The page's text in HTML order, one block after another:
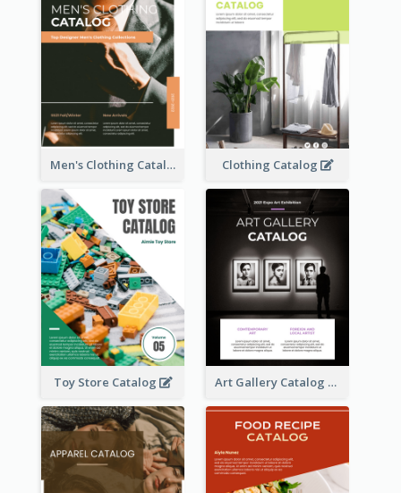
Men's Clothing Catalog Clothing Catalog
Toy Store Catalog Art Gallery Catalog